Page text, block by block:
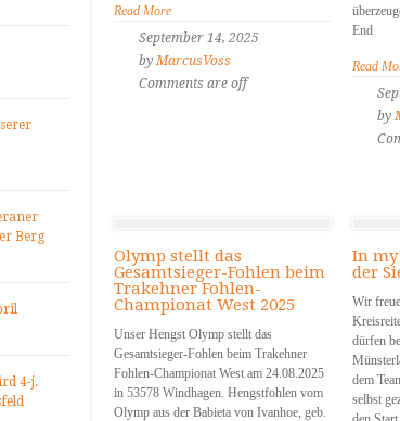
Read More
September 14, 2025
byMarcusVoss
Comments are off
End
Read
by
Olymp stellt das
Gesamtsieger-Fohlen beim
Trakehner Fohlen-
Championat West 2025
Unser Hengst Olymp stellt das
Gesamtsieger-Fohlen beim Trakehner
Fohlen-Championat West am 24.08.2025
in 53578 Windhagen. Hengstfohlen vom
Olymp aus der Babieta von Ivanhoe, geb.
In
der
Wir
dürfen
dem
selbst
Berg
4-j.